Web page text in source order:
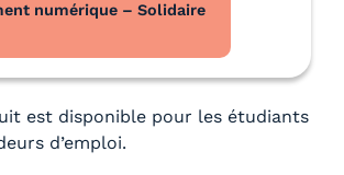
numérique – Solidaire
est disponible pour les étudiants
d’emploi.